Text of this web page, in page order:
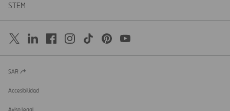
STEM
Abrir
una
nueva
SAR
Accesibilidad
Aviso legal